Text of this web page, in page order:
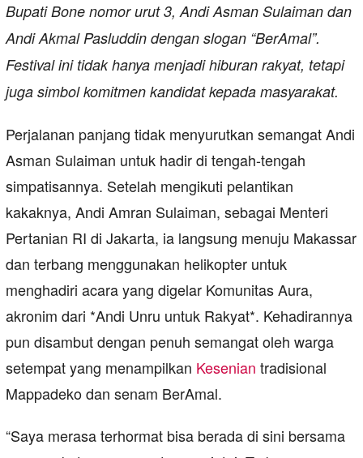
Bupati Bone nomor urut 3, Andi Asman Sulaiman dan
Andi Akmal Pasluddin dengan slogan “BerAmal”.
Festival ini tidak hanya menjadi hiburan rakyat, tetapi
juga simbol komitmen kandidat kepada masyarakat.
Perjalanan panjang tidak menyurutkan semangat Andi
Asman Sulaiman untuk hadir di tengah-tengah
simpatisannya. Setelah mengikuti pelantikan
kakaknya, Andi Amran Sulaiman, sebagai Menteri
Pertanian RI di Jakarta, ia langsung menuju Makassar
dan terbang menggunakan helikopter untuk
menghadiri acara yang digelar Komunitas Aura,
akronim dari *Andi Unru untuk Rakyat*. Kehadirannya
pun disambut dengan penuh semangat oleh warga
setempat yang menampilkan Kesenian tradisional
Mappadeko dan senam BerAmal.
“Saya merasa terhormat bisa berada di sini bersama